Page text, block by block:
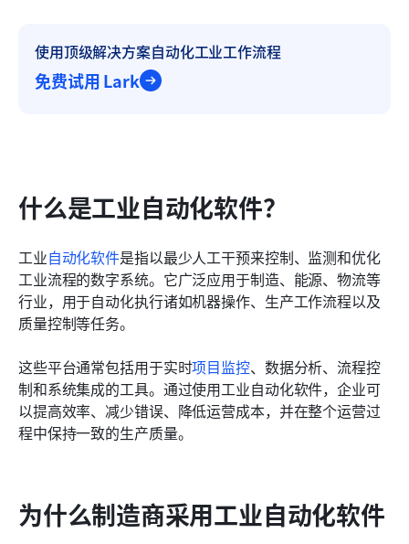
使用顶级解决方案自动化工业工作流程
免费试用 Lark
什么是工业自动化软件？
工业自动化软件是指以最少人工干预来控制、监测和优化
工业流程的数字系统。它广泛应用于制造、能源、物流等
行业，用于自动化执行诸如机器操作、生产工作流程以及
质量控制等任务。
这些平台通常包括用于实时项目监控、数据分析、流程控
制和系统集成的工具。通过使用工业自动化软件，企业可
以提高效率、减少错误、降低运营成本，并在整个运营过
程中保持一致的生产质量。
为什么制造商采用工业自动化软件